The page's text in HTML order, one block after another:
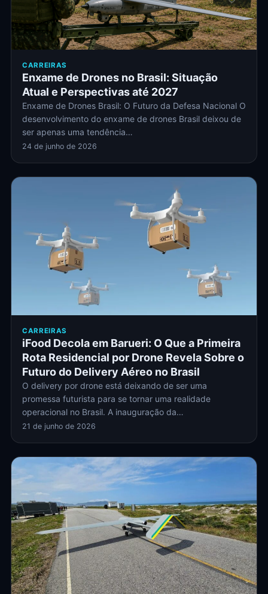
CARREIRAS
Enxame de Drones no Brasil: Situação
Atual e Perspectivas até 2027
Enxame de Drones Brasil: O Futuro da Defesa Nacional O
desenvolvimento do enxame de drones Brasil deixou de
ser apenas uma tendência…
24 de junho de 2026
CARREIRAS
iFood Decola em Barueri: O Que a Primeira
Rota Residencial por Drone Revela Sobre o
Futuro do Delivery Aéreo no Brasil
O delivery por drone está deixando de ser uma
promessa futurista para se tornar uma realidade
operacional no Brasil. A inauguração da…
21 de junho de 2026